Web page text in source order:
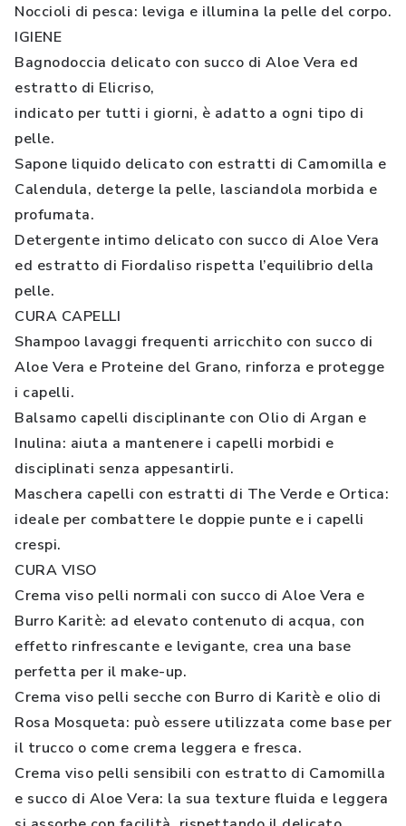
Noccioli di pesca: leviga e illumina la pelle del corpo.
IGIENE
Bagnodoccia delicato con succo di Aloe Vera ed
estratto di Elicriso,
indicato per tutti i giorni, è adatto a ogni tipo di
pelle.
Sapone liquido delicato con estratti di Camomilla e
Calendula, deterge la pelle, lasciandola morbida e
profumata.
Detergente intimo delicato con succo di Aloe Vera
ed estratto di Fiordaliso rispetta l’equilibrio della
pelle.
CURA CAPELLI
Shampoo lavaggi frequenti arricchito con succo di
Aloe Vera e Proteine del Grano, rinforza e protegge
i capelli.
Balsamo capelli disciplinante con Olio di Argan e
Inulina: aiuta a mantenere i capelli morbidi e
disciplinati senza appesantirli.
Maschera capelli con estratti di The Verde e Ortica:
ideale per combattere le doppie punte e i capelli
crespi.
CURA VISO
Crema viso pelli normali con succo di Aloe Vera e
Burro Karitè: ad elevato contenuto di acqua, con
effetto rinfrescante e levigante, crea una base
perfetta per il make-up.
Crema viso pelli secche con Burro di Karitè e olio di
Rosa Mosqueta: può essere utilizzata come base per
il trucco o come crema leggera e fresca.
Crema viso pelli sensibili con estratto di Camomilla
e succo di Aloe Vera: la sua texture fluida e leggera